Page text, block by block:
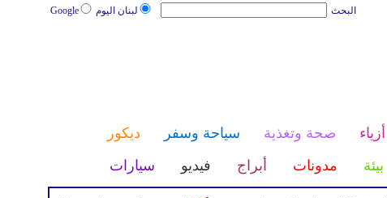
لبنان اليوم Google البحث
أزياء صحة وتغذية سياحة وسفر
ديكور
بيئة مدونات أبراج فيديو سيارات